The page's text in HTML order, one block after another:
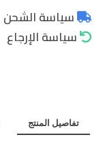
سياسة الشحن
سياسة الإرجاع
تفاصيل المنتج